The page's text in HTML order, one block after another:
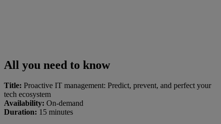
All you need to know
Title: Proactive IT management: Predict, prevent, and perfect your
tech ecosystem
Availability: On-demand
Duration: 15 minutes